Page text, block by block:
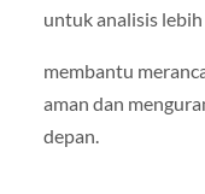
untuk analisis
membantu
aman dan
depan.